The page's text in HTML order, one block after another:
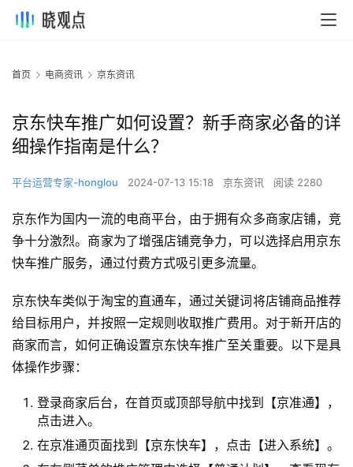
首页 电商资讯 京东资讯
京东快车推广如何设置？新手商家必备的详
细操作指南是什么？
平台运营专家-honglou 2024-07-13 15:18 京东资讯 阅读 2280
京东作为国内一流的电商平台，由于拥有众多商家店铺，竞
争十分激烈。商家为了增强店铺竞争力，可以选择启用京东
快车推广服务，通过付费方式吸引更多流量。
京东快车类似于淘宝的直通车，通过关键词将店铺商品推荐
给目标用户，并按照一定规则收取推广费用。对于新开店的
商家而言，如何正确设置京东快车推广至关重要。以下是具
体操作步骤：
登录商家后台，在首页或顶部导航中找到【京准通】，
点击进入。
在京准通页面找到【京东快车】，点击【进入系统】。